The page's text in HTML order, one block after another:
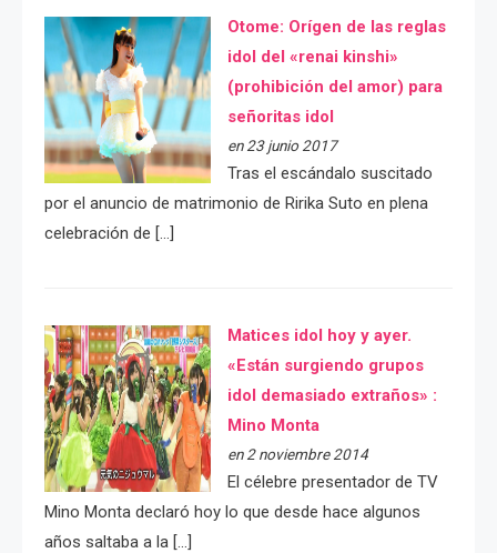
Otome: Orígen de las reglas
idol del «renai kinshi»
(prohibición del amor) para
señoritas idol
en 23 junio 2017
Tras el escándalo suscitado
por el anuncio de matrimonio de Ririka Suto en plena
celebración de […]
Matices idol hoy y ayer.
«Están surgiendo grupos
idol demasiado extraños» :
Mino Monta
en 2 noviembre 2014
El célebre presentador de TV
Mino Monta declaró hoy lo que desde hace algunos
años saltaba a la […]